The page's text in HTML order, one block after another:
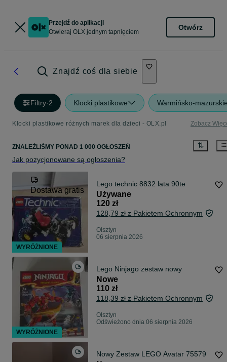
Przejdź do aplikacji
Otwieraj OLX jednym tapnięciem
Otwórz
Znajdź coś dla siebie
Filtry·2 Klocki plastikowe Warmińsko-
Klocki plastikowe różnych marek dla dzieci - OLX.pl Zobacz
ZNALEŹLIŚMY PONAD 1 000 OGŁOSZEŃ
Jak pozycjonowane są ogłoszenia?
Dostawa gratis
Lego technic 8832 lata 90te
Używane
120 zł
128,79 zł z Pakietem Ochronnym
Olsztyn
06 sierpnia 2026
Lego Ninjago zestaw nowy
Nowe
110 zł
118,39 zł z Pakietem Ochronnym
Olsztyn
Odświeżono dnia 06 sierpnia 2026
Nowy Zestaw LEGO Avatar 75579
WYRÓŻNIONE
WYRÓŻNIONE